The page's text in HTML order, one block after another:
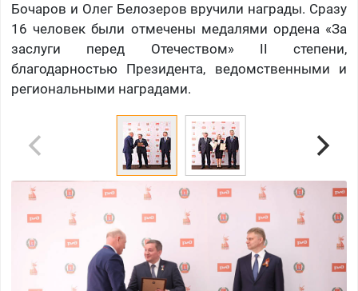
Бочаров и Олег Белозеров вручили награды. Сразу
16 человек были отмечены медалями ордена «За
заслуги перед Отечеством» II степени,
благодарностью Президента, ведомственными и
региональными наградами.